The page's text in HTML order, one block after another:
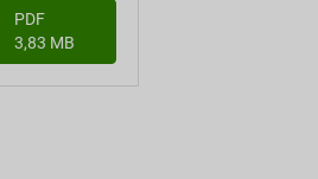
PDF
3,83 MB